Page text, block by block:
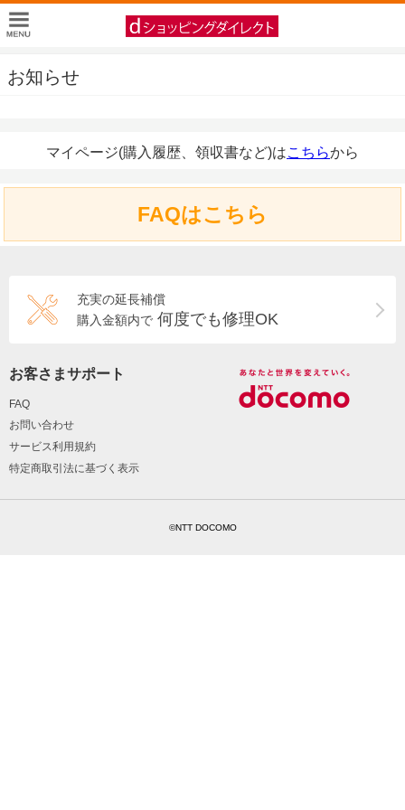
お知らせ
マイページ(購入履歴、領収書など)はこちらから
FAQはこちら
充実の延長補償
購入金額内で 何度でも修理OK
お客さまサポート
FAQ
お問い合わせ
サービス利用規約
特定商取引法に基づく表示
©NTT DOCOMO